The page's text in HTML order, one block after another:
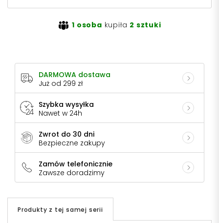
1 osoba kupiła 2 sztuki
DARMOWA dostawa
Już od 299 zł
Szybka wysyłka
Nawet w 24h
Zwrot do 30 dni
Bezpieczne zakupy
Zamów telefonicznie
Zawsze doradzimy
Produkty z tej samej serii